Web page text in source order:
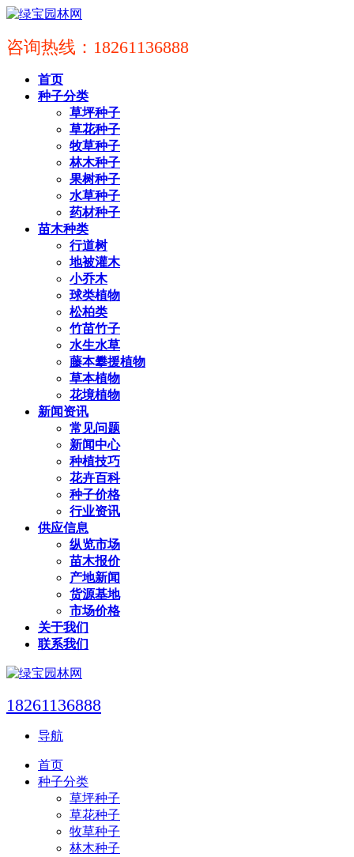
咨询热线：18261136888
首页
种子分类
草坪种子
草花种子
牧草种子
林木种子
果树种子
水草种子
药材种子
苗木种类
行道树
地被灌木
小乔木
球类植物
松柏类
竹苗竹子
水生水草
藤本攀援植物
草本植物
花境植物
新闻资讯
常见问题
新闻中心
种植技巧
花卉百科
种子价格
行业资讯
供应信息
纵览市场
苗木报价
产地新闻
货源基地
市场价格
关于我们
联系我们
18261136888
导航
首页
种子分类
草坪种子
草花种子
牧草种子
林木种子